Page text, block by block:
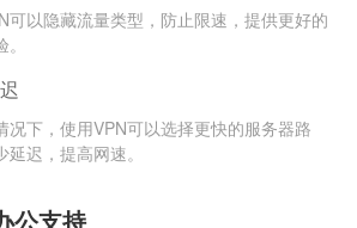
可以隐藏流量类型，防止限速，提供更好的
况下，使用VPN可以选择更快的服务器路
延迟，提高网速。
公支持